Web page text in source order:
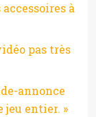
à
pas très
annonce
jeu entier. »